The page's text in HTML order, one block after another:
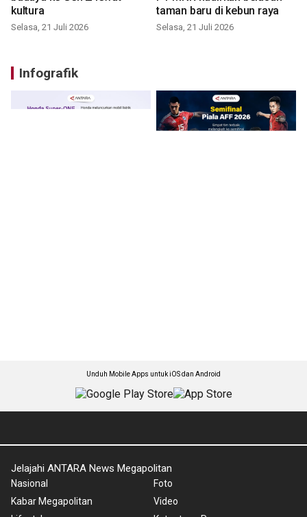
kultura
Selasa, 21 Juli 2026
taman baru di kebun raya
Selasa, 21 Juli 2026
Infografik
Unduh Mobile Apps untuk iOS dan Android
Jelajahi ANTARA News Megapolitan
Nasional
Kabar Megapolitan
Foto
Video